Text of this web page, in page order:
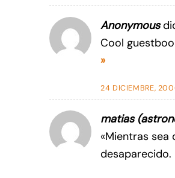
Anonymous
Cool
»
24 DICIEMBRE,
matias
«Mientras
desaparecido.